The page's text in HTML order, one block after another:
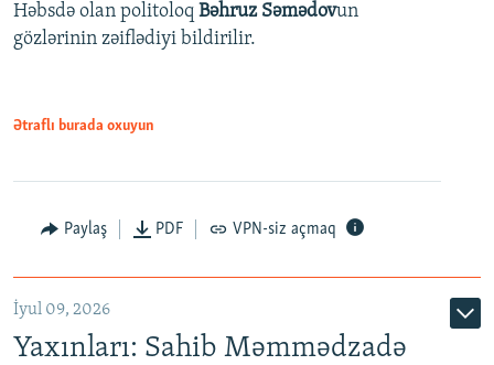
Həbsdə olan politoloq Bəhruz Səmədovun
gözlərinin zəiflədiyi bildirilir.
Ətraflı burada oxuyun
Paylaş PDF VPN-siz açmaq
İyul 09, 2026
Yaxınları: Sahib Məmmədzadə